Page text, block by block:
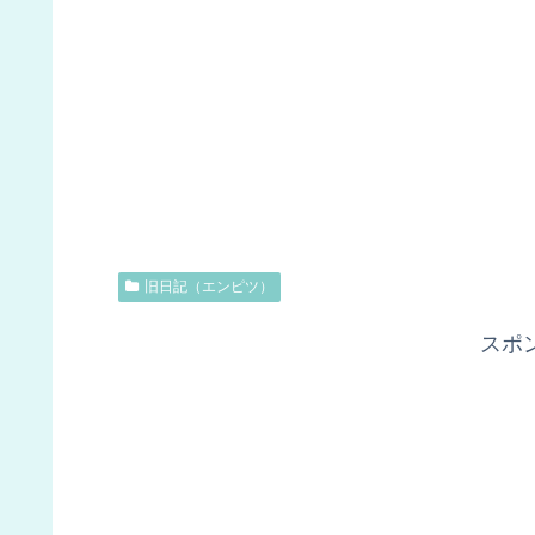
旧日記（エンピツ）
スポ